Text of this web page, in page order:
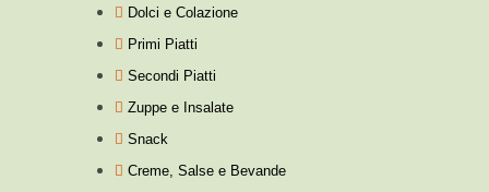
Dolci e Colazione
Primi Piatti
Secondi Piatti
Zuppe e Insalate
Snack
Creme, Salse e Bevande